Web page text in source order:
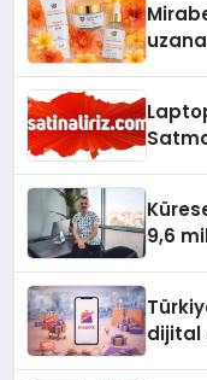
9,6
dijital